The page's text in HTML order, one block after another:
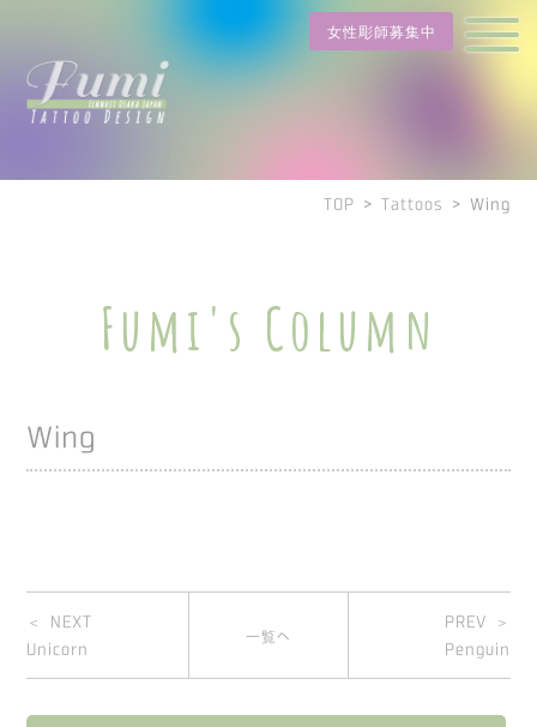
女性彫師募集中
TOP > Tattoos > Wing
Fumi's Column
Wing
＜ NEXT
Unicorn
一覧へ
PREV ＞
Penguin